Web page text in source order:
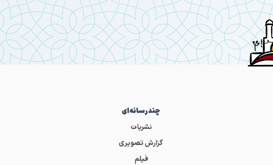
چندرسانه‌ای
نشریات
گزارش تصویری
فیلم